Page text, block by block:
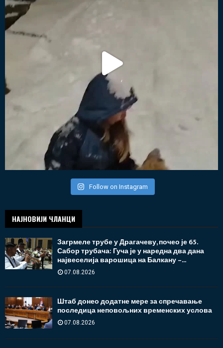
Follow on Instagram
НАЈНОВИЈИ ЧЛАНЦИ
Загрмеле трубе у Драгачеву, почео је 65.
Сабор трубача: Гуча је у наредна два дана
највеселија варошица на Балкану –...
07.08.2026
Штаб донео додатне мере за спречавање
последица неповољних временских услова
07.08.2026